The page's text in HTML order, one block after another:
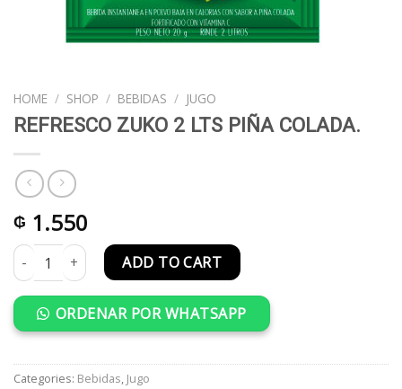
HOME / SHOP / BEBIDAS / JUGO
REFRESCO ZUKO 2 LTS PIÑA COLADA.
₲ 1.550
REFRESCO ZUKO 2 LTS PIÑA COLADA. quantity
ADD TO CART
ORDENAR POR WHATSAPP
Categories: Bebidas, Jugo